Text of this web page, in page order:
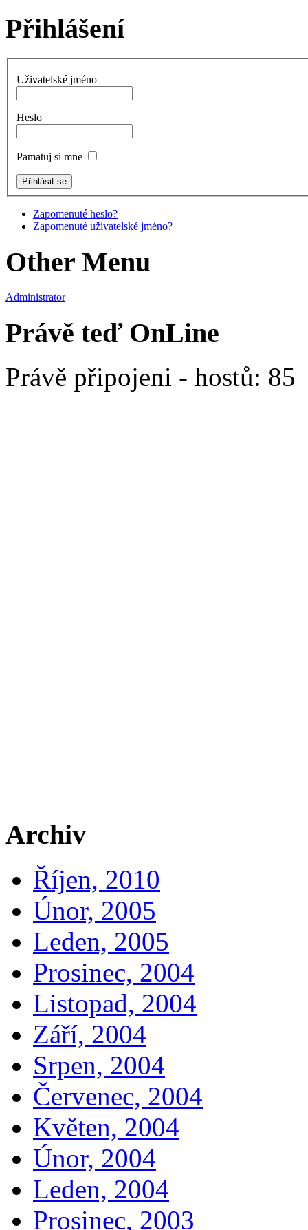
Přihlášení
Uživatelské jméno
Heslo
Pamatuj si mne
Zapomenuté heslo?
Zapomenuté uživatelské jméno?
Other Menu
Administrator
Právě teď OnLine
Právě připojeni - hostů: 85
Archiv
Říjen, 2010
Únor, 2005
Leden, 2005
Prosinec, 2004
Listopad, 2004
Září, 2004
Srpen, 2004
Červenec, 2004
Květen, 2004
Únor, 2004
Leden, 2004
Prosinec, 2003